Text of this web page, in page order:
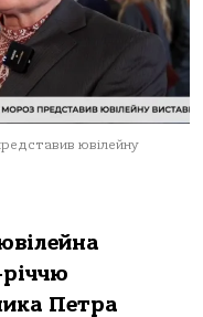
ювілейну
Петра